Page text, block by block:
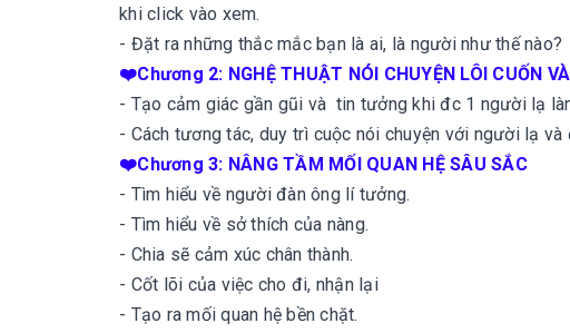
khi click vào xem.
- Đặt ra những thắc mắc bạn là ai, là người như thế nào?
❤️Chương 2: NGHỆ THUẬT NÓI CHUYỆN LÔI CUỐN
- Tạo cảm giác gần gũi và tin tưởng khi đc 1 người lạ
- Cách tương tác, duy trì cuộc nói chuyện với người lạ
❤️Chương 3: NÂNG TẦM MỐI QUAN HỆ SÂU SẮC
- Tìm hiểu về người đàn ông lí tưởng.
- Tìm hiểu về sở thích của nàng.
- Chia sẽ cảm xúc chân thành.
- Cốt lõi của việc cho đi, nhận lại
- Tạo ra mối quan hệ bền chặt.